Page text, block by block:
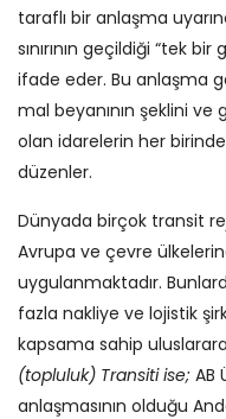
taraflı bir anlaşma
sınırının geçildiği “tek
ifade eder. Bu anlaşma
mal beyanının şeklini
olan idarelerin her
düzenler.
Dünyada birçok transit
Avrupa ve çevre
uygulanmaktadır.
fazla nakliye ve lojistik
kapsama sahip
(topluluk) Transiti ise; AB
anlaşmasının olduğu